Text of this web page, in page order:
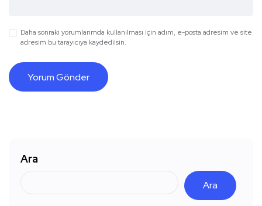
Daha sonraki yorumlarımda kullanılması için adım, e-posta adresim ve site
adresim bu tarayıcıya kaydedilsin.
Ara
Ara